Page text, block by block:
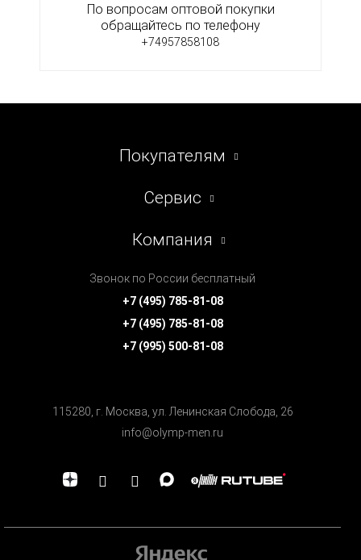
По вопросам оптовой покупки
обращайтесь по телефону
+74957858108
Покупателям
Сервис
Компания
Звонок по России бесплатный
+7 (495) 785-81-08
+7 (495) 785-81-08
+7 (995) 500-81-08
115280, г. Москва, ул. Ленинская Cлобода, 26
info@olymp-men.ru